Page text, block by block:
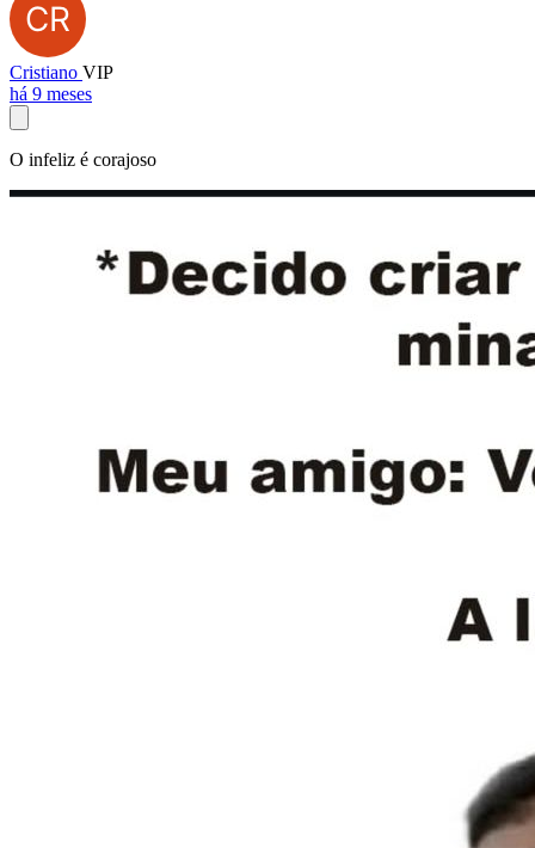
Cristiano VIP
há 9 meses
O infeliz é corajoso